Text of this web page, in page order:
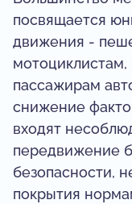
посвящается
движения -
пассажирам
снижение
входят
передвижение
безопасности,
покрытия